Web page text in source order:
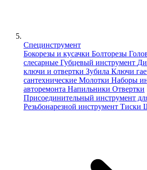
Специнструмент
Бокорезы и кусачки Болторезы
слесарные Губцевый инструмент
ключи и отвертки Зубила Ключи
сантехнические Молотки Наборы
авторемонта Напильники Отвертки
Присоединительный инструмент
Резьбонарезной инструмент Тиски